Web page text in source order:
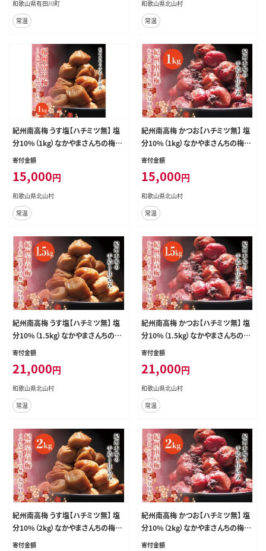
和歌山県有田川町
常温
和歌山県北山村
常温
紀州南高梅 うす塩【ハチミツ無】 塩
分10%（1kg）なかやまさんちの梅干
うめ ウメ【nky002-110k】
寄付金額
15,000円
和歌山県北山村
常温
紀州南高梅 かつお【ハチミツ無】 塩
分10%（1kg）なかやまさんちの梅干
うめ ウメ【nky002-210k】
寄付金額
15,000円
和歌山県北山村
常温
紀州南高梅 うす塩【ハチミツ無】 塩
分10%（1.5kg）なかやまさんちの梅
干 うめ ウメ【nky003-115k】
寄付金額
21,000円
和歌山県北山村
常温
紀州南高梅 かつお【ハチミツ無】 塩
分10%（1.5kg）なかやまさんちの梅
干 うめ ウメ【nky003-215k】
寄付金額
21,000円
和歌山県北山村
常温
紀州南高梅 うす塩【ハチミツ無】 塩
分10%（2kg）なかやまさんちの梅干
うめ ウメ【nky004-120k】
寄付金額
紀州南高梅 かつお【ハチミツ無】 塩
分10%（2kg）なかやまさんちの梅干
うめ ウメ【nky004-220k】
寄付金額